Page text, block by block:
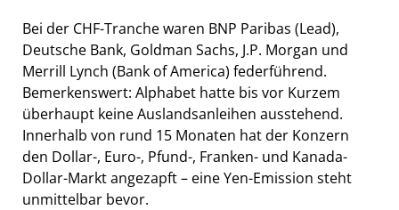
Bei der CHF-Tranche waren BNP Paribas (Lead),
Deutsche Bank, Goldman Sachs, J.P. Morgan und
Merrill Lynch (Bank of America) federführend.
Bemerkenswert: Alphabet hatte bis vor Kurzem
überhaupt keine Auslandsanleihen ausstehend.
Innerhalb von rund 15 Monaten hat der Konzern
den Dollar-, Euro-, Pfund-, Franken- und Kanada-
Dollar-Markt angezapft – eine Yen-Emission steht
unmittelbar bevor.